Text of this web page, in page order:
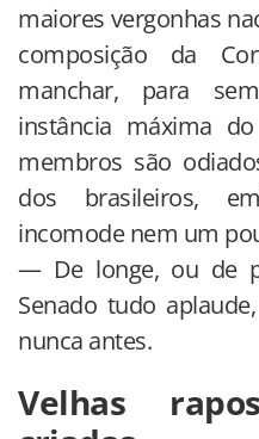
maiores vergonhas
composição da
manchar, para
instância máxima
membros são
dos brasileiros,
incomode nem um
— De longe, ou de
Senado tudo
nunca antes.
Velhas